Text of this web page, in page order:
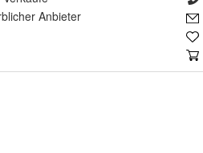
er Anbieter